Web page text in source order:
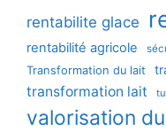
rentabilite glace
rentabilité agricole
Transformation du lait
transformation lait
valorisation